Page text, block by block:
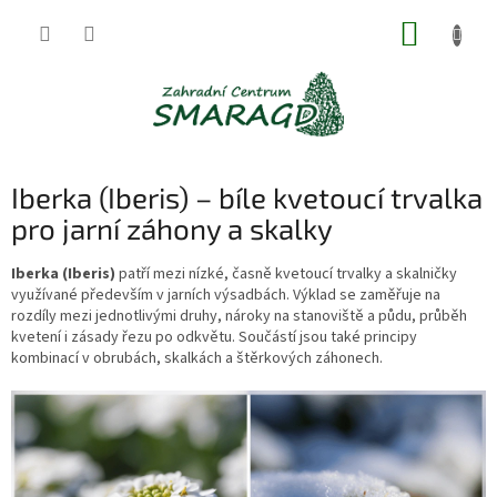
Iberka (Iberis) – bíle kvetoucí trvalka
pro jarní záhony a skalky
Iberka (Iberis) patří mezi nízké, časně kvetoucí trvalky a skalničky
využívané především v jarních výsadbách. Výklad se zaměřuje na
rozdíly mezi jednotlivými druhy, nároky na stanoviště a půdu, průběh
kvetení i zásady řezu po odkvětu. Součástí jsou také principy
kombinací v obrubách, skalkách a štěrkových záhonech.
V
ý
p